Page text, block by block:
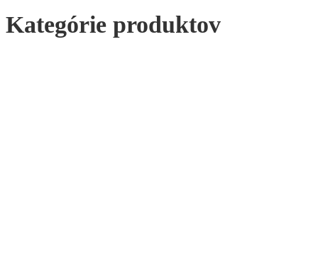
Kategórie produktov